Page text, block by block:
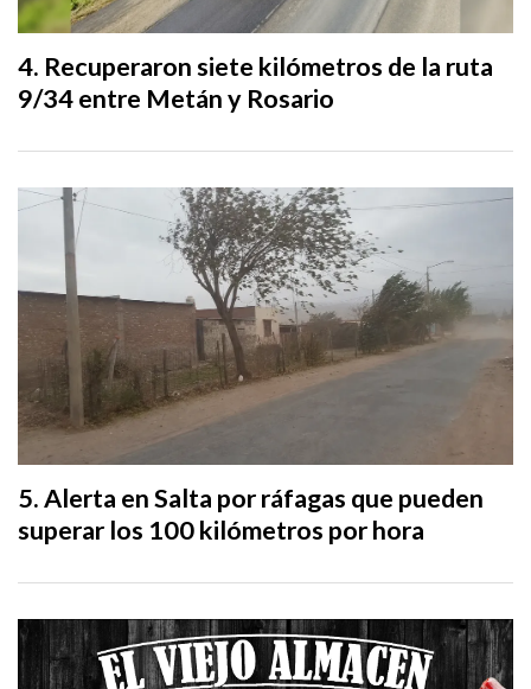
Recuperaron siete kilómetros de la ruta
9/34 entre Metán y Rosario
Alerta en Salta por ráfagas que pueden
superar los 100 kilómetros por hora